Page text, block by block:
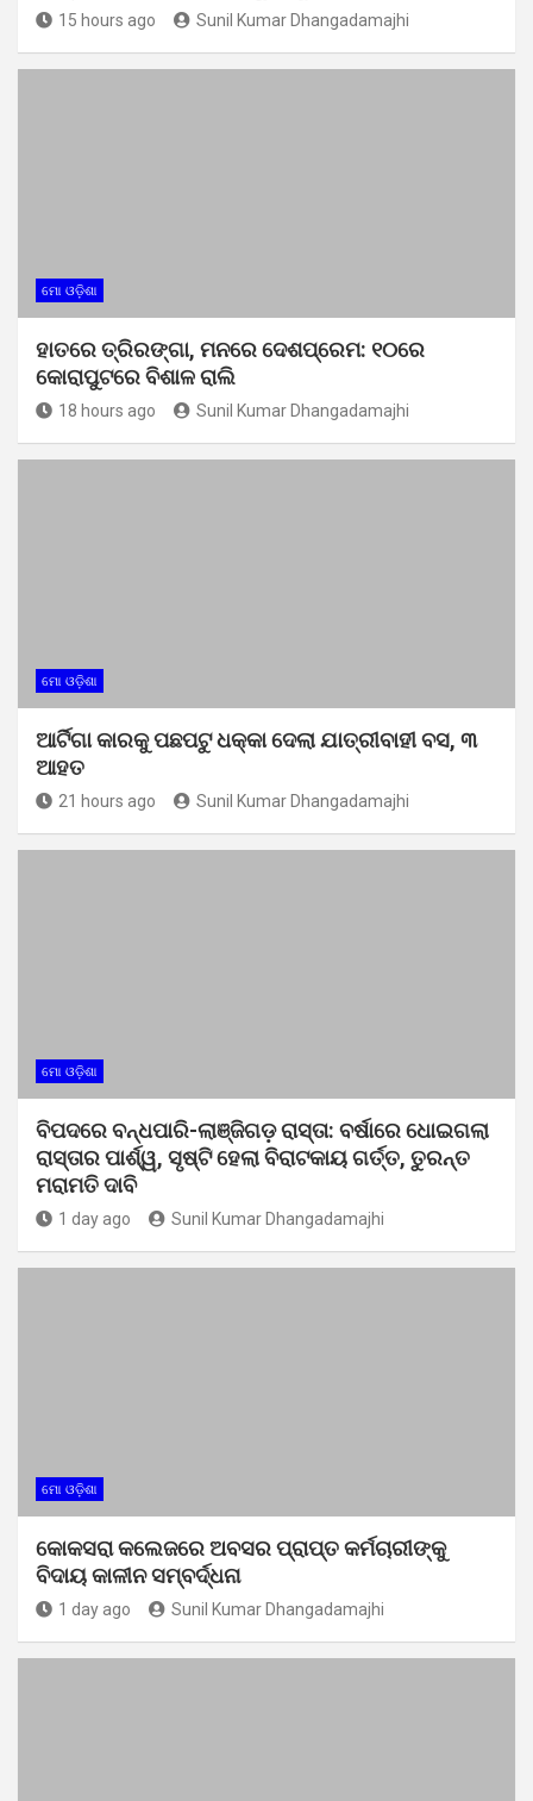
15 hours ago Sunil Kumar Dhangadamajhi
ମୋ ଓଡ଼ିଶା
ହାତରେ ତ୍ରିରଙ୍ଗା, ମନରେ ଦେଶପ୍ରେମ: ୧୦ରେ
କୋରାପୁଟରେ ବିଶାଳ ରାଲି
18 hours ago Sunil Kumar Dhangadamajhi
ମୋ ଓଡ଼ିଶା
ଆର୍ଟିଗା କାରକୁ ପଛପଟୁ ଧକ୍କା ଦେଲା ଯାତ୍ରୀବାହୀ ବସ, ୩
ଆହତ
21 hours ago Sunil Kumar Dhangadamajhi
ମୋ ଓଡ଼ିଶା
ବିପଦରେ ବନ୍ଧପାରି-ଲାଞ୍ଜିଗଡ଼ ରାସ୍ତା: ବର୍ଷାରେ ଧୋଇଗଲା
ରାସ୍ତାର ପାର୍ଶ୍ୱ, ସୃଷ୍ଟି ହେଲା ବିରାଟକାୟ ଗର୍ତ୍ତ, ତୁରନ୍ତ
ମରାମତି ଦାବି
1 day ago Sunil Kumar Dhangadamajhi
ମୋ ଓଡ଼ିଶା
କୋକସରା କଲେଜରେ ଅବସର ପ୍ରାପ୍ତ କର୍ମଚାରୀଙ୍କୁ
ବିଦାୟ କାଳୀନ ସମ୍ବର୍ଦ୍ଧନା
1 day ago Sunil Kumar Dhangadamajhi